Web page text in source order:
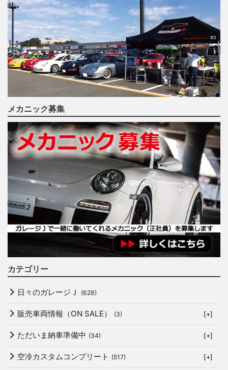
メカニック募集
カテゴリー
日々のガレージＪ (628)
販売車両情報（ON SALE） (3) [+]
ただいま納車準備中 (34) [+]
空冷カスタムコンプリート (517) [+]